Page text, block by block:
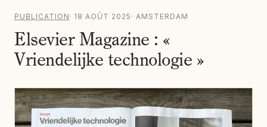
PUBLICATION · 18 AOÛT 2025 · AMSTERDAM
Elsevier Magazine : «
Vriendelijke technologie »